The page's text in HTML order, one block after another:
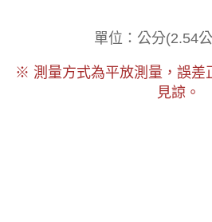
單位：公分(2.54
※ 測量方式為平放測量，誤差
見諒。